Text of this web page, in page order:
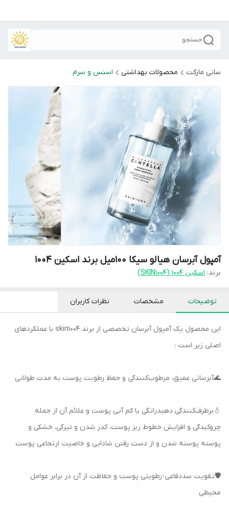
جستجو
سانی مارکت محصولات بهداشتی اسنس و سرم
آمپول آبرسان هیالو سیکا 100میل برند اسکین 1004
برند: اسکین 1004 (SKIN1004)
توضیحات مشخصات نظرات کاربران
این محصول یک آمپول آبرسان تخصصی از برند skin1004 با عملکردهای
اصلی زیر است :
🌊آبرسانی عمیق، مرطوب‌کنندگی و حفظ رطوبت پوست به مدت طولانی
💧برطرف‌کنندگی دهیدراتگی یا کم آبی پوست و علائم آن از جمله
چروکیدگی و افزایش خطوط ریز پوست، کدر شدن و تیرگی، خشکی و
پوسته پوسته شدن و از دست رفتن شادابی و خاصیت ارتجاعی پوست
🛡تقویت سددفاعی-رطوبتی پوست و حفاظت از آن در برابر عوامل
محیطی